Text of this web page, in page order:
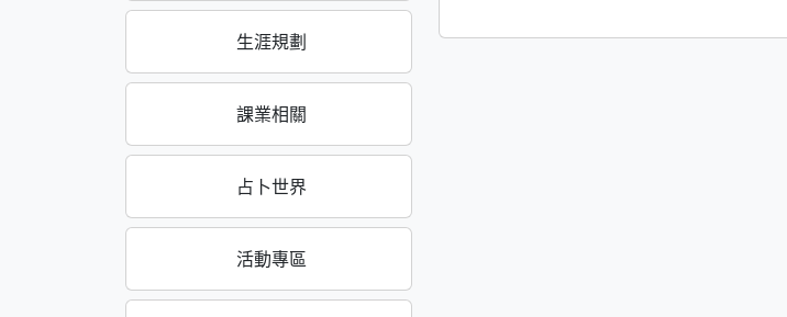
生涯規劃
課業相關
占卜世界
活動專區